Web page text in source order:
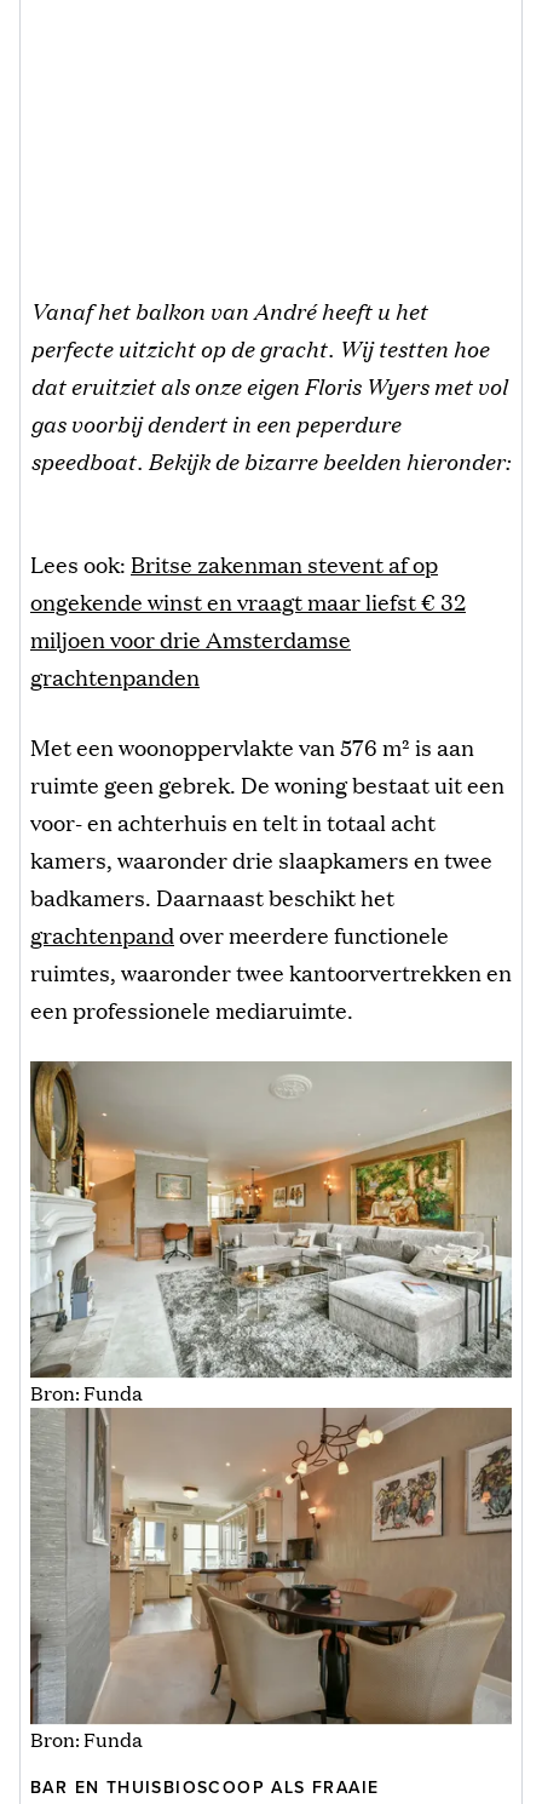
Vanaf het balkon van André heeft u het
perfecte uitzicht op de gracht. Wij testten hoe
dat eruitziet als onze eigen Floris Wyers met vol
gas voorbij dendert in een peperdure
speedboat. Bekijk de bizarre beelden hieronder:
Lees ook: Britse zakenman stevent af op
ongekende winst en vraagt maar liefst € 32
miljoen voor drie Amsterdamse
grachtenpanden
Met een woonoppervlakte van 576 m² is aan
ruimte geen gebrek. De woning bestaat uit een
voor- en achterhuis en telt in totaal acht
kamers, waaronder drie slaapkamers en twee
badkamers. Daarnaast beschikt het
grachtenpandover meerdere functionele
ruimtes, waaronder twee kantoorvertrekken en
een professionele mediaruimte.
Bron: Funda
Bron: Funda
BAR EN THUISBIOSCOOP ALS FRAAIE